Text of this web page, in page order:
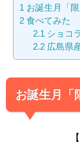
1 お誕生月「
2 食べてみた
2.1 ショコ
2.2広島県
お誕生月「